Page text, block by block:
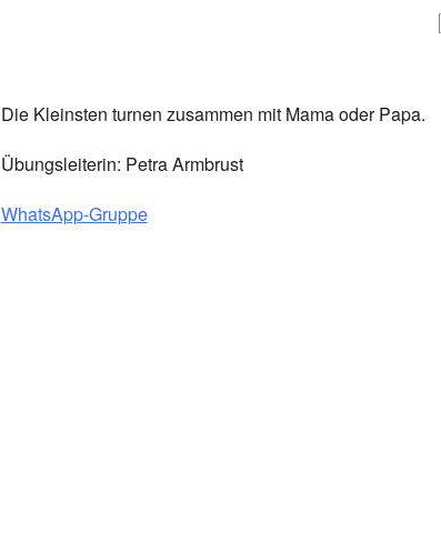
Die Kleinsten turnen zusammen mit Mama oder Papa.
Übungsleiterin: Petra Armbrust
WhatsApp-Gruppe